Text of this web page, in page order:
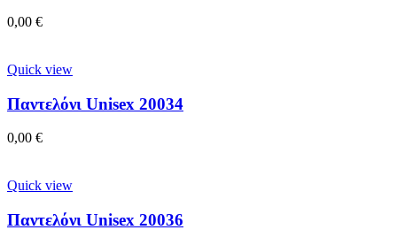
0,00 €
Quick view
Παντελόνι Unisex 20034
0,00 €
Quick view
Παντελόνι Unisex 20036